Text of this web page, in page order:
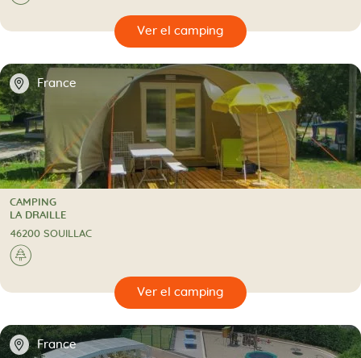
🔍
📍 France
CAMPING
CAMPING
LA DRAILLE
46200 SOUILLAC
🌲
🔍
📍 France